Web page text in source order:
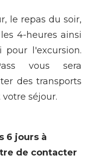
le repas du soir,
4-heures ainsi
l'excursion.
vous sera
des transports
séjour.
6 jours à
de contacter